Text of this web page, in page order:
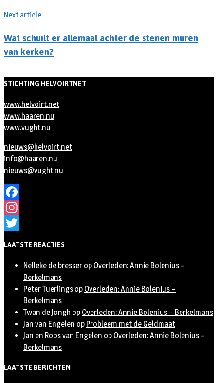
Next article
Wat schuilt er allemaal achter de stenen muren
van kerken?
STICHTING HELVOIRTNET
www.helvoirt.net
www.haaren.nu
www.vught.nu
nieuws@helvoirt.net
info@haaren.nu
nieuws@vught.nu
Facebook
Instagram
LAATSTE REACTIES
Nelleke de bresser op Overleden: Annie Bolenius –
Berkelmans
Peter Tuerlings op Overleden: Annie Bolenius –
Berkelmans
Twan de Jongh op Overleden: Annie Bolenius – Berkelmans
Jan van Engelen op Probleem met de Geldmaat
Jan en Roos van Engelen op Overleden: Annie Bolenius –
Berkelmans
LAATSTE BERICHTEN